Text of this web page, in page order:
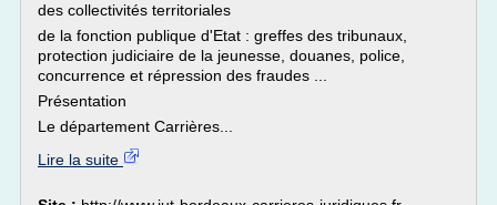
des collectivités territoriales
de la fonction publique d'Etat : greffes des tribunaux,
protection judiciaire de la jeunesse, douanes, police,
concurrence et répression des fraudes ...
Présentation
Le département Carrières...
Lire la suite